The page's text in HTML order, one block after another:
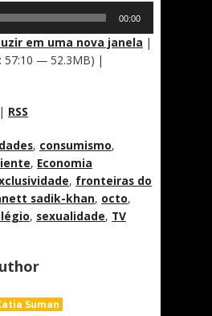
00:00
em uma nova janela |
57:10 — 52.3MB) |
| RSS
, consumismo,
, Economia
, fronteiras do
sadik-khan, octo,
, sexualidade, TV
Suman